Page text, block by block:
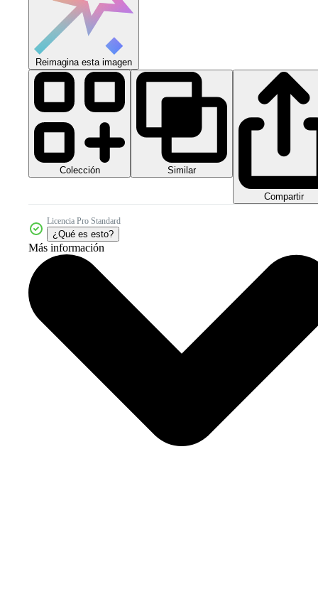
Reimagina esta imagen
Colección Similar
Compartir
Licencia Pro Standard
¿Qué es esto?
Más información